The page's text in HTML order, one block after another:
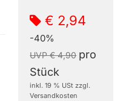
€ 2,94
-40%
UVP € 4,90 pro
Stück
inkl. 19 % USt zzgl.
Versandkosten